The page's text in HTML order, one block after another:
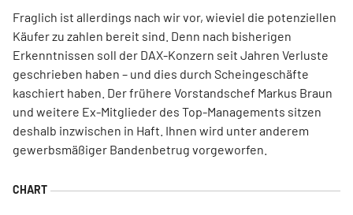
Fraglich ist allerdings nach wir vor, wieviel die potenziellen
Käufer zu zahlen bereit sind. Denn nach bisherigen
Erkenntnissen soll der DAX-Konzern seit Jahren Verluste
geschrieben haben – und dies durch Scheingeschäfte
kaschiert haben. Der frühere Vorstandschef Markus Braun
und weitere Ex-Mitglieder des Top-Managements sitzen
deshalb inzwischen in Haft. Ihnen wird unter anderem
gewerbsmäßiger Bandenbetrug vorgeworfen.